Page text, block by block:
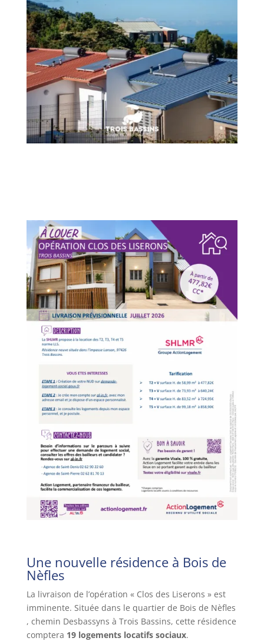
Une nouvelle résidence à Bois de
Nèfles
La livraison de l’opération « Clos des Liserons » est
imminente. Située dans le quartier de Bois de Nèfles
, chemin Desbassyns à Trois Bassins, cette résidence
comptera 19 logements locatifs sociaux.